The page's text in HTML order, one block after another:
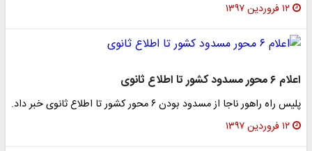
۱۲ فروردین ۱۳۹۷
اعلام ۶ محور مسدود کشور تا اطلاع ثانوی
پلیس راه راهور ناجا از مسدود بودن ۶ محور کشور تا اطلاع ثانوی خبر داد.
۱۲ فروردین ۱۳۹۷